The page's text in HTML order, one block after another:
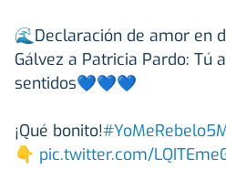
🌊Declaración de amor en
Gálvez a Patricia Pardo: Tú
sentidos💙💙💙
¡Qué bonito!
👇 pic.twitter.com/